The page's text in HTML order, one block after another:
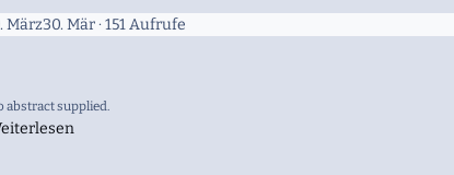
März30. Mär· 151 Aufrufe
abstract supplied.